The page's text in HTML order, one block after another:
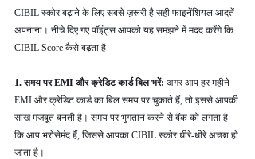
CIBIL स्कोर बढ़ाने के लिए सबसे ज़रूरी है सही फाइनेंशियल आदतें
अपनाना। नीचे दिए गए पॉइंट्स आपको यह समझने में मदद करेंगे कि
CIBIL Score कैसे बढ़ता है
1. समय पर EMI और क्रेडिट कार्ड बिल भरें: अगर आप हर महीने
EMI और क्रेडिट कार्ड का बिल समय पर चुकाते हैं, तो इससे आपकी
साख मजबूत बनती है। समय पर भुगतान करने से बैंक को लगता है
कि आप भरोसेमंद हैं, जिससे आपका CIBIL स्कोर धीरे-धीरे अच्छा हो
जाता है।